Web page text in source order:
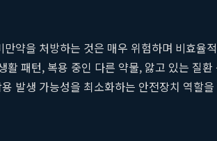
약을 처방하는 것은 매우 위험하며 비효율
패턴, 복용 중인 다른 약물, 앓고 있는 질
발생 가능성을 최소화하는 안전장치 역할